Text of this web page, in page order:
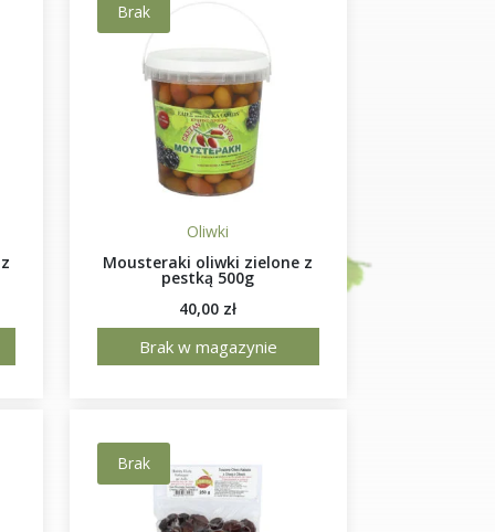
Brak
Oliwki
Mousteraki oliwki zielone z
pestką 500g
40,00 zł
Brak w magazynie
Brak